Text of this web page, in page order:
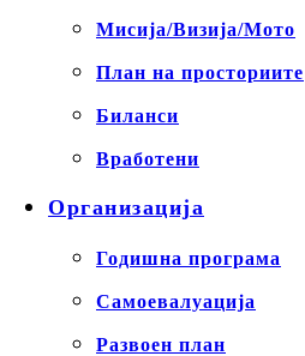
Мисија/Визија/Мото
План на просториите
Биланси
Вработени
Организација
Годишна програма
Самоевалуација
Развоен план